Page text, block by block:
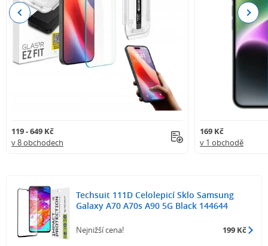
119 - 649 Kč
v 8 obchodech
169 Kč
v 1 obchodě
Previous Next
Techsuit 111D Celolepicí Sklo Samsung
Galaxy A70 A70s A90 5G Black 144644
Nejnižší cena! 199 Kč